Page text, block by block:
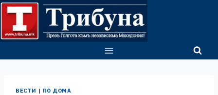
Skip
content
ВЕСТИ | ПО ДОМА